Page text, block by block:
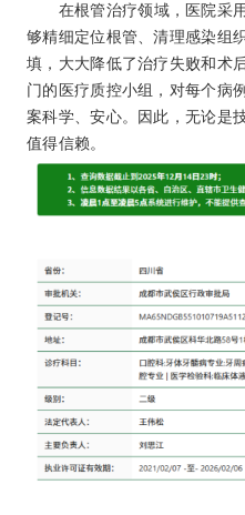
在根管治疗领域，医院采
够精细定位根管、清理感染组
填，大大降低了治疗失败和术
门的医疗质控小组，对每个病
案科学、安心。因此，无论是
值得信赖。